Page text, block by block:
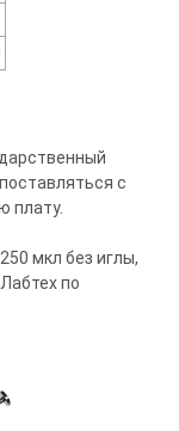
с
плату.
мкл без иглы,
по